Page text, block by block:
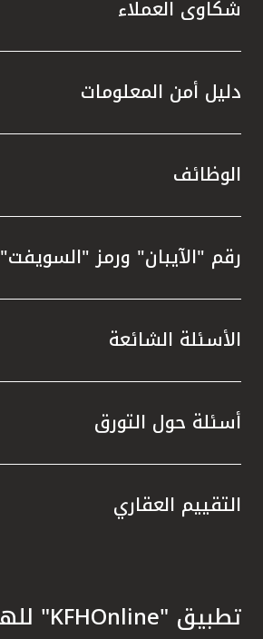
شكاوى العملاء
دليل أمن المعلومات
الوظائف
رقم "الآيبان" ورمز "السويفت"
الأسئلة الشائعة
أسئلة حول التورق
التقييم العقاري
تطبيق "KFHOnline" للهواتف الذكية